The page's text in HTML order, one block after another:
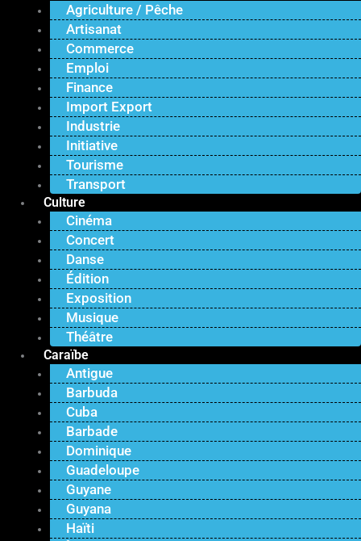
Agriculture / Pêche
Artisanat
Commerce
Emploi
Finance
Import Export
Industrie
Initiative
Tourisme
Transport
Culture
Cinéma
Concert
Danse
Édition
Exposition
Musique
Théâtre
Caraïbe
Antigue
Barbuda
Cuba
Barbade
Dominique
Guadeloupe
Guyane
Guyana
Haïti